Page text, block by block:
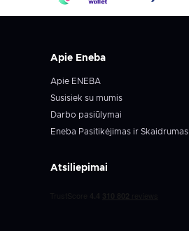
Apie Eneba
Apie ENEBA
Susisiek su mumis
Darbo pasiūlymai
Eneba Pasitikėjimas ir Skaidrumas
Atsiliepimai